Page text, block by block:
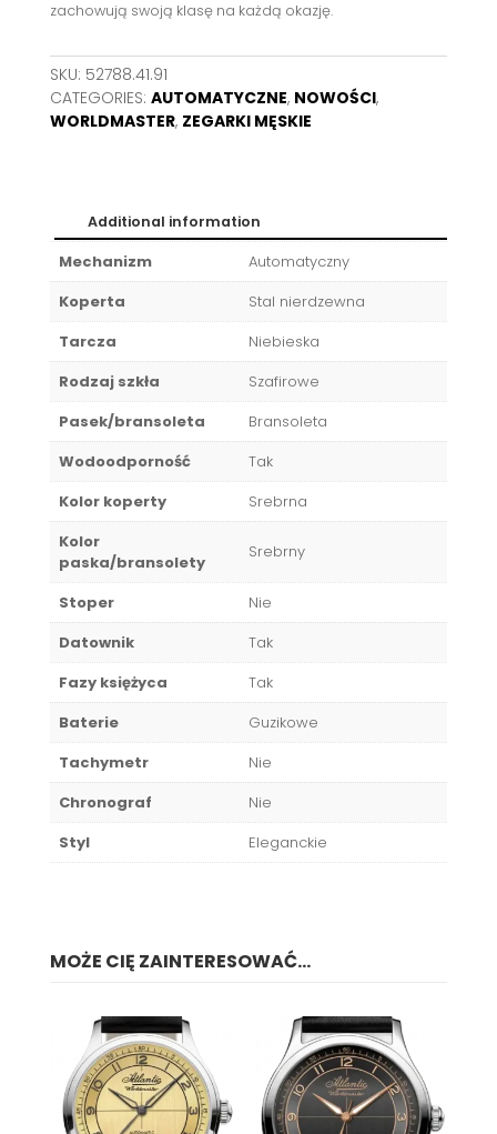
zachowują swoją klasę na każdą okazję.
SKU: 52788.41.91
CATEGORIES: AUTOMATYCZNE, NOWOŚCI,
WORLDMASTER, ZEGARKI MĘSKIE
Additional information
Mechanizm
Automatyczny
Koperta
Stal nierdzewna
Tarcza
Niebieska
Rodzaj szkła
Szafirowe
Pasek/bransoleta
Bransoleta
Wodoodporność
Tak
Kolor koperty
Srebrna
Kolor
paska/bransolety
Srebrny
Stoper
Nie
Datownik
Tak
Fazy księżyca
Tak
Baterie
Guzikowe
Tachymetr
Nie
Chronograf
Nie
Styl
Eleganckie
MOŻE CIĘ ZAINTERESOWAĆ...